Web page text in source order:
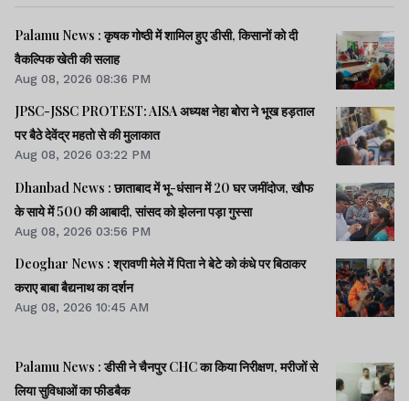
Palamu News : कृषक गोष्ठी में शामिल हुए डीसी, किसानों को दी
वैकल्पिक खेती की सलाह
Aug 08, 2026 08:36 PM
JPSC-JSSC PROTEST: AISA अध्यक्ष नेहा बोरा ने भूख हड़ताल
पर बैठे देवेंद्र महतो से की मुलाकात
Aug 08, 2026 03:22 PM
Dhanbad News : छाताबाद में भू-धंसान में 20 घर जमींदोज, खौफ
के साये में 500 की आबादी, सांसद को झेलना पड़ा गुस्सा
Aug 08, 2026 03:56 PM
Deoghar News : श्रावणी मेले में पिता ने बेटे को कंधे पर बिठाकर
कराए बाबा बैद्यनाथ का दर्शन
Aug 08, 2026 10:45 AM
Palamu News : डीसी ने चैनपुर CHC का किया निरीक्षण, मरीजों से
लिया सुविधाओं का फीडबैक